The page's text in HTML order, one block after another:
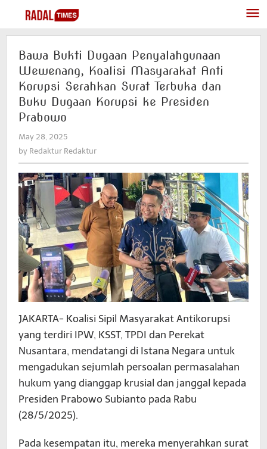
content
Bawa Bukti Dugaan Penyalahgunaan
Wewenang, Koalisi Masyarakat Anti
Korupsi Serahkan Surat Terbuka dan
Buku Dugaan Korupsi ke Presiden
Prabowo
May 28, 2025
Redaktur
by Redaktur Redaktur
JAKARTA- Koalisi Sipil Masyarakat Antikorupsi
yang terdiri IPW, KSST, TPDI dan Perekat
Nusantara, mendatangi di Istana Negara untuk
mengadukan sejumlah persoalan permasalahan
hukum yang dianggap krusial dan janggal kepada
Presiden Prabowo Subianto pada Rabu
(28/5/2025).
Pada kesempatan itu, mereka menyerahkan surat